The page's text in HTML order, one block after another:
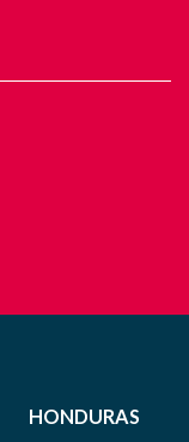
HONDURAS